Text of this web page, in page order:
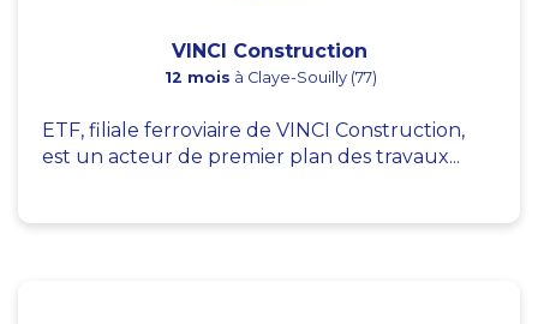
VINCI Construction
12 mois à Claye-Souilly (77)
ETF, filiale ferroviaire de VINCI Construction,
est un acteur de premier plan des travaux...